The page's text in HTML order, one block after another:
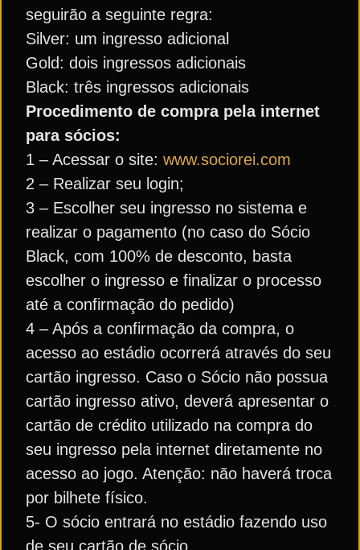
seguirão a seguinte regra:
Silver: um ingresso adicional
Gold: dois ingressos adicionais
Black: três ingressos adicionais
Procedimento de compra pela internet
para sócios:
1 – Acessar o site: www.sociorei.com
2 – Realizar seu login;
3 – Escolher seu ingresso no sistema e
realizar o pagamento (no caso do Sócio
Black, com 100% de desconto, basta
escolher o ingresso e finalizar o processo
até a confirmação do pedido)
4 – Após a confirmação da compra, o
acesso ao estádio ocorrerá através do seu
cartão ingresso. Caso o Sócio não possua
cartão ingresso ativo, deverá apresentar o
cartão de crédito utilizado na compra do
seu ingresso pela internet diretamente no
acesso ao jogo. Atenção: não haverá troca
por bilhete físico.
5- O sócio entrará no estádio fazendo uso
de seu cartão de sócio.